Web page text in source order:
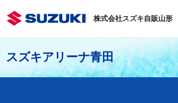
株式会社スズキ自販山形
スズキアリーナ青田